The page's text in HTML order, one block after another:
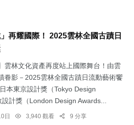
再耀國際！ 2025雲林全國古蹟日
雲林文化資產再度站上國際舞台！由雲
眷影－2025雲林全國古蹟日流動藝術饗
本東京設計獎（Tokyo Design
計獎（London Design Awards...
日 3,940 觀看 9 分享